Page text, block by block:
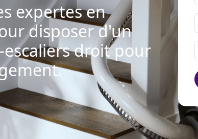
expertes en
disposer d'un
droit pour